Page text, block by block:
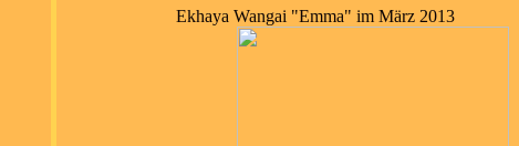
Ekhaya Wangai "Emma" im März 2013